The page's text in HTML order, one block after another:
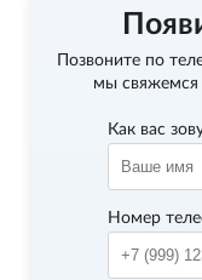
Позвоните по
мы свяжемся
Как вас
Номер